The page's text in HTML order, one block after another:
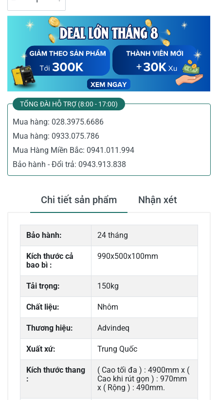
TỔNG ĐÀI HỖ TRỢ (8:00 - 17:00)
Mua hàng: 028.3975.6686
Mua hàng: 0933.075.786
Mua Hàng Miền Bắc: 0941.011.994
Bảo hành - Đổi trả: 0943.913.838
Chi tiết sản phẩm Nhận xét
Bảo hành: 24 tháng
Kích thước cả
bao bì :
990x500x100mm
Tải trọng: 150kg
Chất liệu: Nhôm
Thương hiệu: Advindeq
Xuất xứ: Trung Quốc
Kích thước thang
:
( Cao tối đa ) : 4900mm x (
Cao khi rút gọn ) : 970mm
x ( Rộng ) : 490mm.